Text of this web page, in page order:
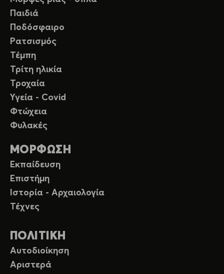
Παιδιά
Ποδόσφαιρο
Ρατσισμός
Τέμπη
Τρίτη ηλικία
Τροχαία
Υγεία - Covid
Φτώχεια
Φυλακές
ΜΟΡΦΩΣΗ
Εκπαίδευση
Επιστήμη
Ιστορία - Αρχαιολογία
Τέχνες
ΠΟΛΙΤΙΚΗ
Αυτοδιοίκηση
Αριστερά